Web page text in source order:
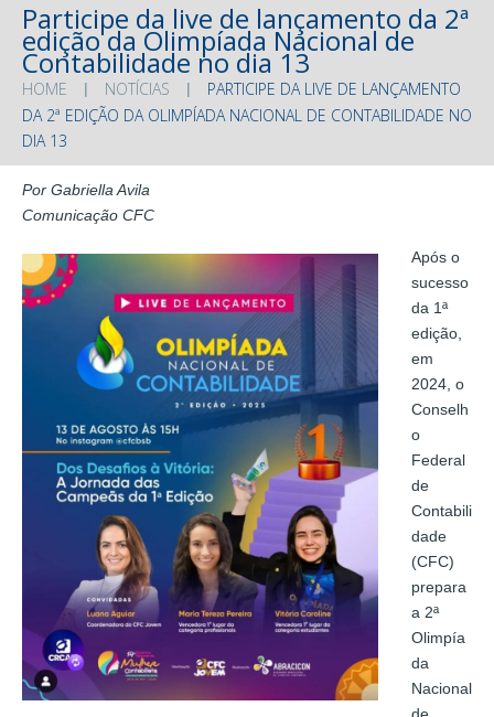
Participe da live de lançamento da 2ª
edição da Olimpíada Nacional de
Contabilidade no dia 13
HOME NOTÍCIAS
PARTICIPE DA LIVE DE LANÇAMENTO
DA 2ª EDIÇÃO DA OLIMPÍADA NACIONAL DE CONTABILIDADE NO
DIA 13
Por Gabriella Avila
Comunicação CFC
Após o
sucesso
da 1ª
edição,
em
2024, o
Conselh
o
Federal
de
Contabili
dade
(CFC)
prepara
a 2ª
Olimpía
da
Nacional
de